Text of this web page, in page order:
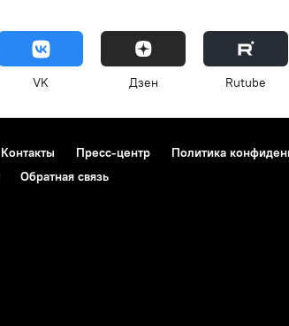
VK Дзен Rutube
Контакты Пресс-центр Политика
Обратная связь